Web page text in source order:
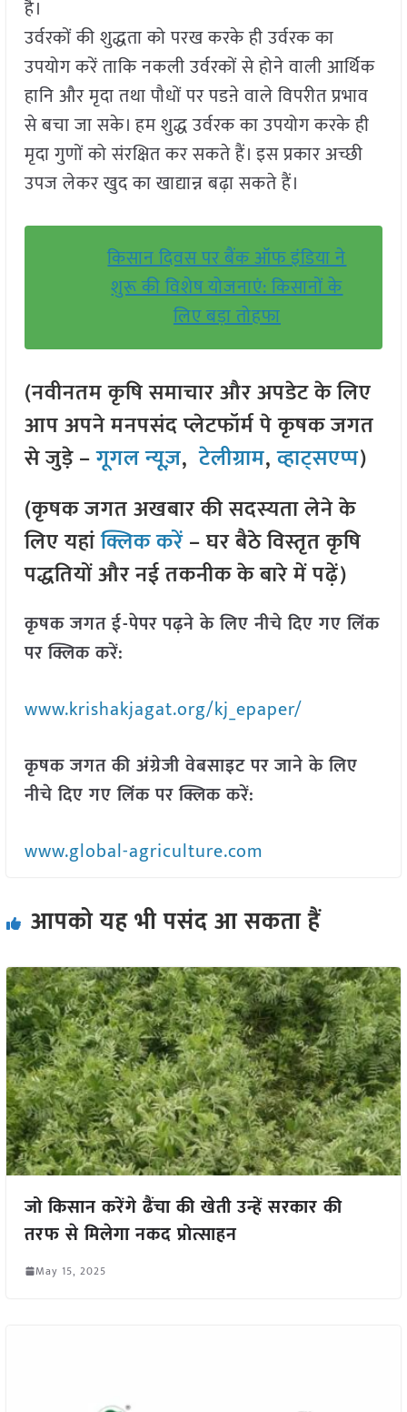
है।
उर्वरकों की शुद्धता को परख करके ही उर्वरक का
उपयोग करें ताकि नकली उर्वरकों से होने वाली आर्थिक
हानि और मृदा तथा पौधों पर पडऩे वाले विपरीत प्रभाव
से बचा जा सके। हम शुद्ध उर्वरक का उपयोग करके ही
मृदा गुणों को संरक्षित कर सकते हैं। इस प्रकार अच्छी
उपज लेकर खुद का खाद्यान्न बढ़ा सकते हैं।
किसान दिवस पर बैंक ऑफ इंडिया ने
शुरू की विशेष योजनाएं: किसानों के
लिए बड़ा तोहफा
(नवीनतम कृषि समाचार और अपडेट के लिए
आप अपने मनपसंद प्लेटफॉर्म पे कृषक जगत
से जुड़े –गूगल न्यूज़,टेलीग्राम,व्हाट्सएप्प)
(कृषक जगत अखबार की सदस्यता लेने के
लिए यहांक्लिक करें– घर बैठे विस्तृत कृषि
पद्धतियों और नई तकनीक के बारे में पढ़ें)
कृषक जगत ई-पेपर पढ़ने के लिए नीचे दिए गए लिंक
पर क्लिक करें:
www.krishakjagat.org/kj_epaper/
कृषक जगत की अंग्रेजी वेबसाइट पर जाने के लिए
नीचे दिए गए लिंक पर क्लिक करें:
www.global-agriculture.com
आपको यह भी पसंद आ सकता हैं
जो किसान करेंगे ढैंचा की खेती उन्हें सरकार की
तरफ से मिलेगा नकद प्रोत्साहन
May 15, 2025